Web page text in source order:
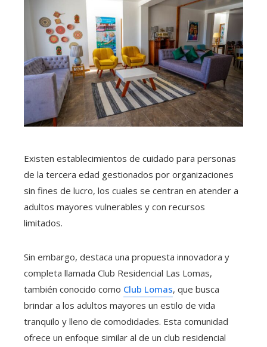
Existen establecimientos de cuidado para personas
de la tercera edad gestionados por organizaciones
sin fines de lucro, los cuales se centran en atender a
adultos mayores vulnerables y con recursos
limitados.
Sin embargo, destaca una propuesta innovadora y
completa llamada Club Residencial Las Lomas,
también conocido como Club Lomas, que busca
brindar a los adultos mayores un estilo de vida
tranquilo y lleno de comodidades. Esta comunidad
ofrece un enfoque similar al de un club residencial